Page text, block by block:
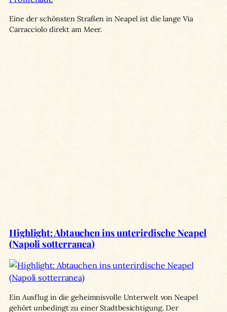
Eine der schönsten Straßen in Neapel ist die lange Via
Carracciolo direkt am Meer.
Highlight: Abtauchen ins unterirdische Neapel
(Napoli sotterranea)
Ein Ausflug in die geheimnisvolle Unterwelt von Neapel
gehört unbedingt zu einer Stadtbesichtigung. Der